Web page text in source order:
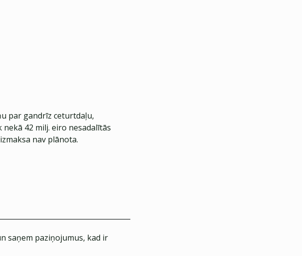
par gandrīz ceturtdaļu,
42 milj. eiro nesadalītās
nav plānota.
saņem paziņojumus, kad ir